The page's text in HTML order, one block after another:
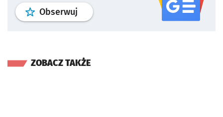
Obserwuj profil serwisu
ZOBACZ TAKŻE